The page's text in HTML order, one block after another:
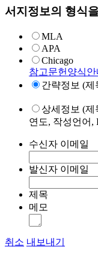
서지정보의 형식
MLA
APA
Chicago
참고문헌양식안
간략정보 (제
상세정보 (제
연도, 작성언어,
수신자 이메일
발신자 이메일
제목
메모
취소 내보내기